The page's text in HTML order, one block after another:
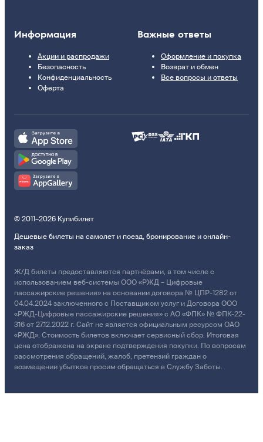
Информация
Акции и распродажи
Безопасность
Конфиденциальность
Оферта
Важные ответы
Оформление и покупка
Возврат и обмен
Все вопросы и ответы
© 2011–2026 Купибилет
Дешевые билеты на самолет и поезд, бронирование и онлайн-
заказ
Ж/Д билеты предоставляются партнёрами, в том числе с
использованием веб-системы ООО «РЖД – Цифровые
пассажирские решения» на основании договора № ЦПР-1282 от
04.04.2024 заключенного с Поставщиком услуг и Договора ООО
«РЖД-Цифровые пассажирские решения» с АО «ФПК» № ФПК-22-
316 от 27.12.2022 г. Сайт не является официальным ресурсом ОАО
«РЖД». Стоимость билетов включает сервисный сбор. Итоговая
цена отображена на экране подтверждения покупки. По вопросам
рассмотрения обращений, жалоб, претензий граждан о
возмещении убытков просим обращаться в Службу Заботы.